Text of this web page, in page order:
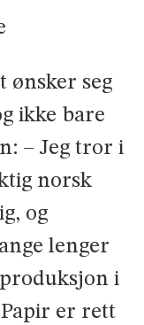
ønsker seg
ikke bare
– Jeg tror i
norsk
og
lenger
i
er rett